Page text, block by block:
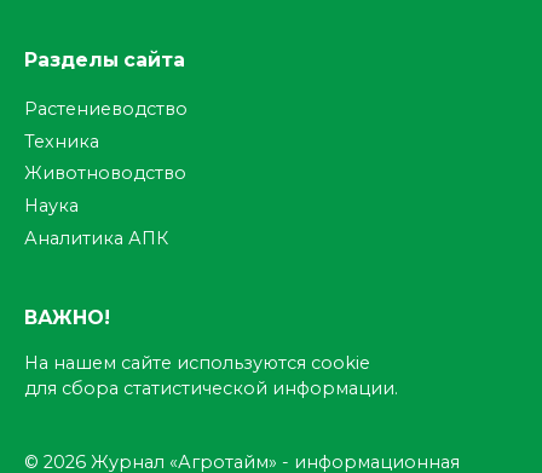
Разделы сайта
Растениеводство
Техника
Животноводство
Наука
Аналитика АПК
ВАЖНО!
На нашем сайте используются cookie
для сбора статистической информации.
© 2026 Журнал «Агротайм» - информационная